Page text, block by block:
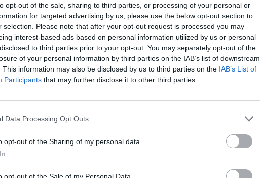
opt-out of the sale, sharing to third parties, or processing of your personal or
for targeted advertising by us, please use the below opt-out section to
selection. Please note that after your opt-out request is processed you may
interest-based ads based on personal information utilized by us or personal
to third parties prior to your opt-out. You may separately opt-out of the
of your personal information by third parties on the IAB’s list of downstream
This information may also be disclosed by us to third parties on the IAB’s List of
Participants that may further disclose it to other third parties.
Data Processing Opt Outs
opt-out of the Sharing of my personal data.
opt-out of the Sale of my Personal Data.